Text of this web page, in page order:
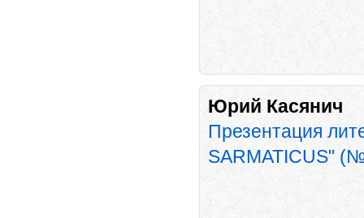
Юрий Касянич
Презентация
SARMATICUS"